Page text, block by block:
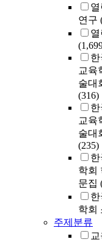
연구
교육
술대
(316)
교육
술대
(235)
학회
문집
학회
주제분류
교